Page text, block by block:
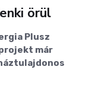
örül
Plusz
már